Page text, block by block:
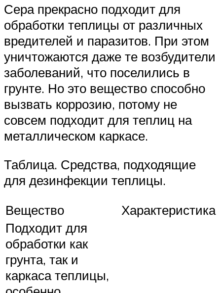
Сера прекрасно подходит для
обработки теплицы от различных
вредителей и паразитов. При этом
уничтожаются даже те возбудители
заболеваний, что поселились в
грунте. Но это вещество способно
вызвать коррозию, потому не
совсем подходит для теплиц на
металлическом каркасе.
Таблица. Средства, подходящие
для дезинфекции теплицы.
Вещество
Характеристика
Подходит для
обработки как
грунта, так и
каркаса теплицы,